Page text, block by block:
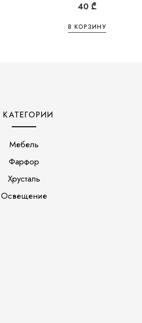
40 ₾
В КОРЗИНУ
КАТЕГОРИИ
Мебель
Фарфор
Хрусталь
Освещение